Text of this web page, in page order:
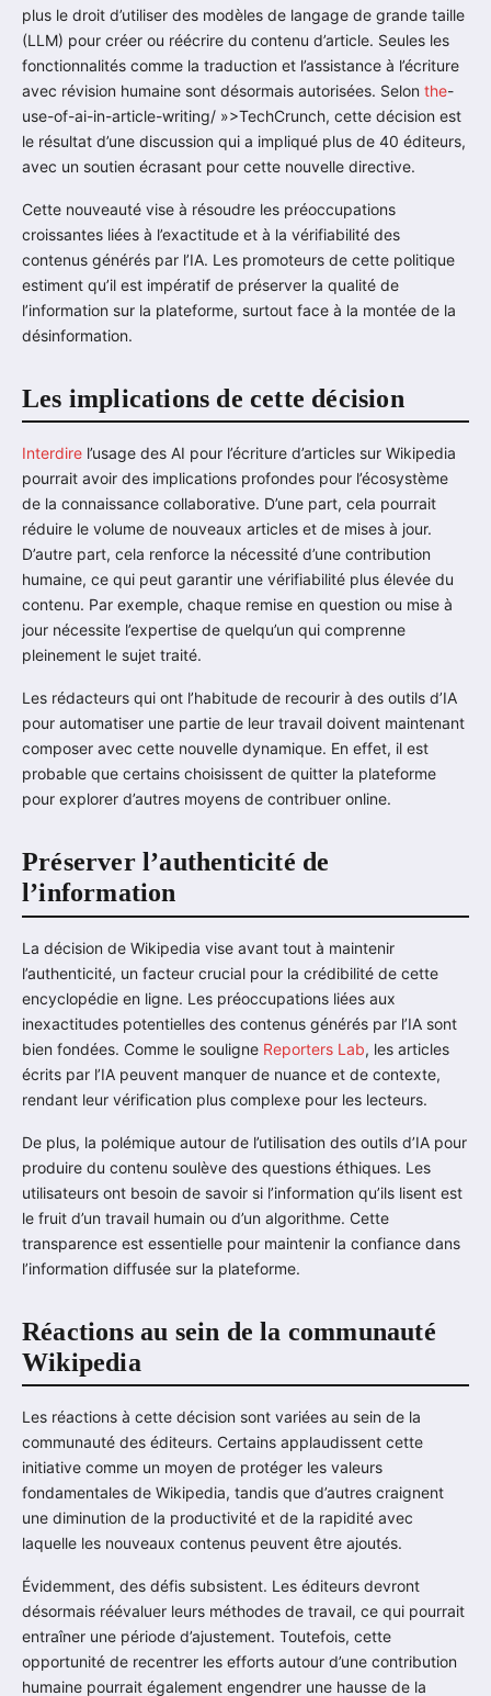
plus le droit d’utiliser des modèles de langage de grande taille
(LLM) pour créer ou réécrire du contenu d’article. Seules les
fonctionnalités comme la traduction et l’assistance à l’écriture
avec révision humaine sont désormais autorisées. Selon the-
use-of-ai-in-article-writing/ »>TechCrunch, cette décision est
le résultat d’une discussion qui a impliqué plus de 40 éditeurs,
avec un soutien écrasant pour cette nouvelle directive.
Cette nouveauté vise à résoudre les préoccupations
croissantes liées à l’exactitude et à la vérifiabilité des
contenus générés par l’IA. Les promoteurs de cette politique
estiment qu’il est impératif de préserver la qualité de
l’information sur la plateforme, surtout face à la montée de la
désinformation.
Les implications de cette décision
Interdire l’usage des AI pour l’écriture d’articles sur Wikipedia
pourrait avoir des implications profondes pour l’écosystème
de la connaissance collaborative. D’une part, cela pourrait
réduire le volume de nouveaux articles et de mises à jour.
D’autre part, cela renforce la nécessité d’une contribution
humaine, ce qui peut garantir une vérifiabilité plus élevée du
contenu. Par exemple, chaque remise en question ou mise à
jour nécessite l’expertise de quelqu’un qui comprenne
pleinement le sujet traité.
Les rédacteurs qui ont l’habitude de recourir à des outils d’IA
pour automatiser une partie de leur travail doivent maintenant
composer avec cette nouvelle dynamique. En effet, il est
probable que certains choisissent de quitter la plateforme
pour explorer d’autres moyens de contribuer online.
Préserver l’authenticité de
l’information
La décision de Wikipedia vise avant tout à maintenir
l’authenticité, un facteur crucial pour la crédibilité de cette
encyclopédie en ligne. Les préoccupations liées aux
inexactitudes potentielles des contenus générés par l’IA sont
bien fondées. Comme le souligne Reporters Lab, les articles
écrits par l’IA peuvent manquer de nuance et de contexte,
rendant leur vérification plus complexe pour les lecteurs.
De plus, la polémique autour de l’utilisation des outils d’IA pour
produire du contenu soulève des questions éthiques. Les
utilisateurs ont besoin de savoir si l’information qu’ils lisent est
le fruit d’un travail humain ou d’un algorithme. Cette
transparence est essentielle pour maintenir la confiance dans
l’information diffusée sur la plateforme.
Réactions au sein de la communauté
Wikipedia
Les réactions à cette décision sont variées au sein de la
communauté des éditeurs. Certains applaudissent cette
initiative comme un moyen de protéger les valeurs
fondamentales de Wikipedia, tandis que d’autres craignent
une diminution de la productivité et de la rapidité avec
laquelle les nouveaux contenus peuvent être ajoutés.
Évidemment, des défis subsistent. Les éditeurs devront
désormais réévaluer leurs méthodes de travail, ce qui pourrait
entraîner une période d’ajustement. Toutefois, cette
opportunité de recentrer les efforts autour d’une contribution
humaine pourrait également engendrer une hausse de la